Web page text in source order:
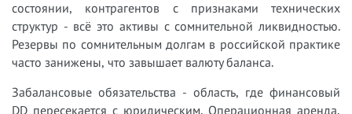
состоянии, контрагентов с признаками технических
структур - всё это активы с сомнительной ликвидностью.
Резервы по сомнительным долгам в российской практике
часто занижены, что завышает валюту баланса.
Забалансовые обязательства - область, где финансовый
DD пересекается с юридическим. Операционная аренда,